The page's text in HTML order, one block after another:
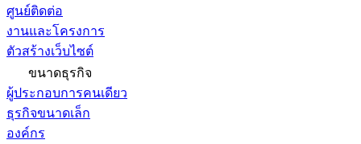
ศูนย์ติดต่อ
งานและโครงการ
ตัวสร้างเว็บไซต์
ขนาดธุรกิจ
ผู้ประกอบการคนเดียว
ธุรกิจขนาดเล็ก
องค์กร